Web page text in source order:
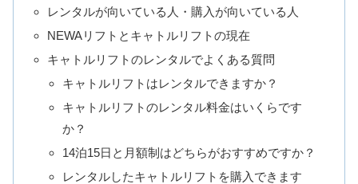
レンタルが向いている人・購入が向いている人
NEWAリフトとキャトルリフトの現在
キャトルリフトのレンタルでよくある質問
キャトルリフトはレンタルできますか？
キャトルリフトのレンタル料金はいくらです
か？
14泊15日と月額制はどちらがおすすめですか？
レンタルしたキャトルリフトを購入できます